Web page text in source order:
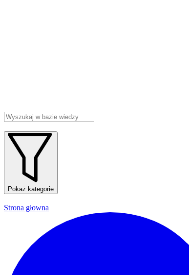
Pokaż kategorie
Strona głowna